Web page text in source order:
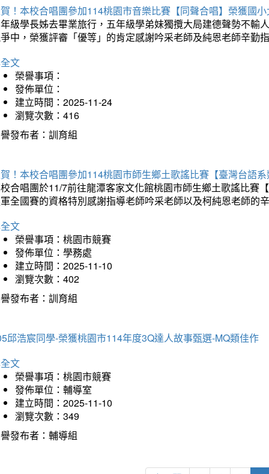
！本校合唱團參加114桃園市音樂比賽【同聲合唱】榮獲國
級學長姊去畢業旅行，五年級學弟妹獨攬大局建德聲勢不輸
中，榮獲評審「優等」的肯定感謝吟采老師及純恩老師辛勤
文
榮譽事項：
發佈單位：
建立時間：2025-11-24
瀏覽次數：416
發布者：訓育組
！本校合唱團參加114桃園市師生鄉土歌謠比賽【臺灣台語
合唱團於11/7前往龍潭客家文化館桃園市師生鄉土歌謠比賽
全國賽的資格特別感謝指導老師吟采老師以及柯純恩老師的
文
榮譽事項：桃園市競賽
發佈單位：學務處
建立時間：2025-11-10
瀏覽次數：402
發布者：訓育組
邱浩宸同學-榮獲桃園市114年度3Q達人故事甄選-MQ類佳作
文
榮譽事項：桃園市競賽
發佈單位：輔導室
建立時間：2025-11-10
瀏覽次數：349
發布者：輔導組